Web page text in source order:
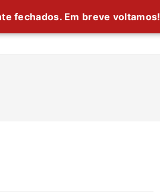
fechados. Em breve voltamos!